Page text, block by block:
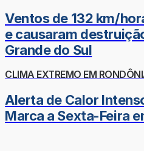
Ventos de 132 km/
e causaram
Grande do Sul
CLIMA EXTREMO EM
Alerta de Calor
Marca a Sexta-Feira